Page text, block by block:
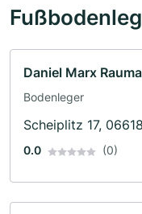
Daniel Marx
Bodenleger
Scheiplitz 17,
0.0 (0)